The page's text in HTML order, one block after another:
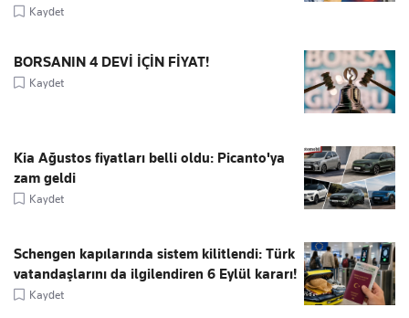
Kaydet
BORSANIN 4 DEVİ İÇİN FİYAT!
Kaydet
Kia Ağustos fiyatları belli oldu: Picanto'ya
zam geldi
Kaydet
Schengen kapılarında sistem kilitlendi: Türk
vatandaşlarını da ilgilendiren 6 Eylül kararı!
Kaydet